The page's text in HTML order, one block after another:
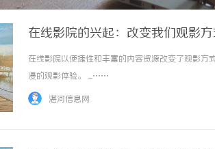
在线影院的兴起：改变我们观影
在线影院以便捷性和丰富的内容资源改变了观影
浸的观影体验。 ...……
湛河信息网